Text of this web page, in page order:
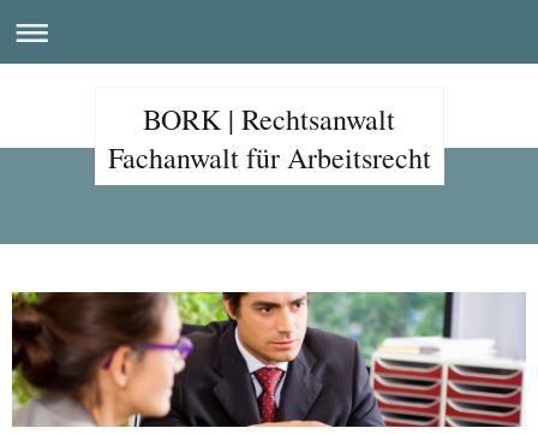
BORK | Rechtsanwalt
Fachanwalt für Arbeitsrecht